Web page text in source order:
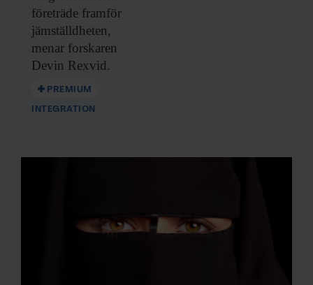
företräde framför
jämställdheten,
menar forskaren
Devin Rexvid.
PREMIUM
INTEGRATION